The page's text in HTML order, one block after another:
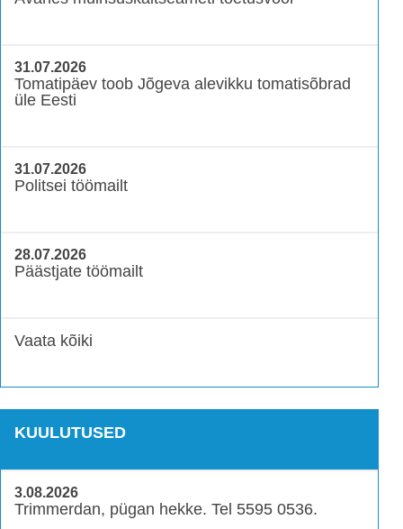
31.07.2026
Tomatipäev toob Jõgeva alevikku tomatisõbrad
üle Eesti
31.07.2026
Politsei töömailt
28.07.2026
Päästjate töömailt
Vaata kõiki
KUULUTUSED
3.08.2026
Trimmerdan, pügan hekke. Tel 5595 0536.